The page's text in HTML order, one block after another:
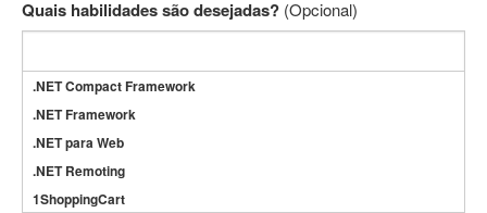
Quais habilidades são desejadas? (Opcional)
.NET Compact Framework
.NET Framework
.NET para Web
.NET Remoting
1ShoppingCart